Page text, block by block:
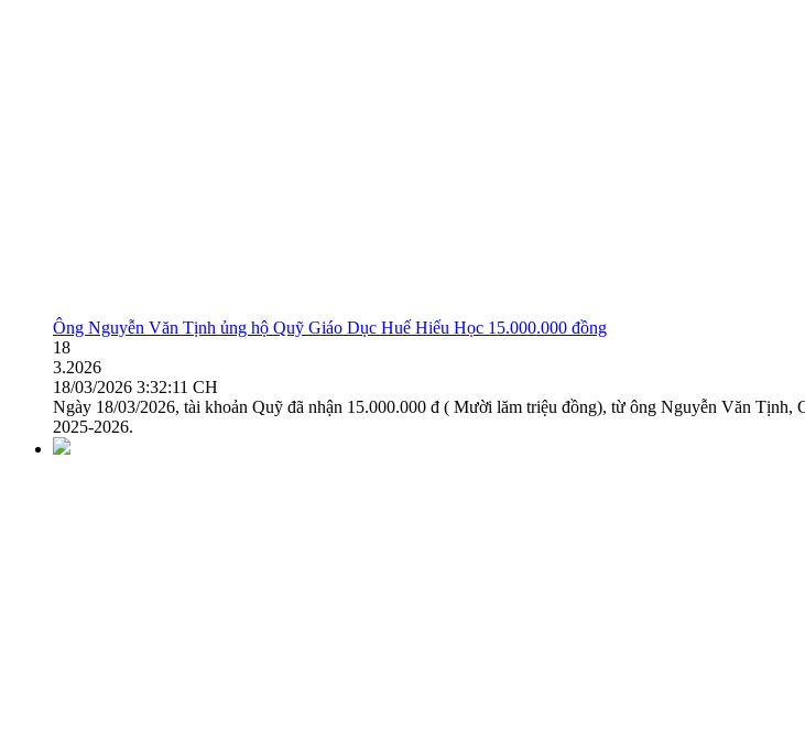
Ông Nguyễn Văn Tịnh ủng hộ Quỹ Giáo Dục Huế Hiếu Học 15.000.000 đồng
18
3.2026
18/03/2026 3:32:11 CH
Ngày 18/03/2026, tài khoản Quỹ đã nhận 15.000.000 đ ( Mười lăm triệu đồng), từ ông Nguyễn Văn
2025-2026.